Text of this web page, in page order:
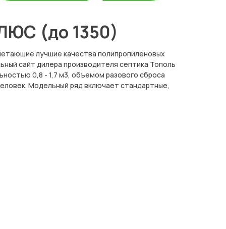
(до 1350)
лучшие качества полипропиленовых
сайт дилера производителя септика Тополь
0,8 - 1,7 м3, объемом разового сброса
Модельный ряд включает стандартные,